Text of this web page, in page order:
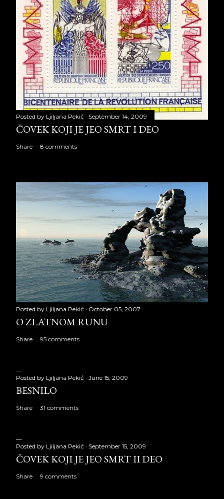
Posted by Ljiljana Pekić September 14, 2009
ČOVEK KOJI JE JEO SMRT I DEO
Share 8 comments
Posted by Ljiljana Pekić October 05, 2007
O ZLATNOM RUNU
Share 95 comments
Posted by Ljiljana Pekić June 15, 2009
BESNILO
Share 31 comments
Posted by Ljiljana Pekić September 15, 2009
ČOVEK KOJI JE JEO SMRT II DEO
Share 9 comments